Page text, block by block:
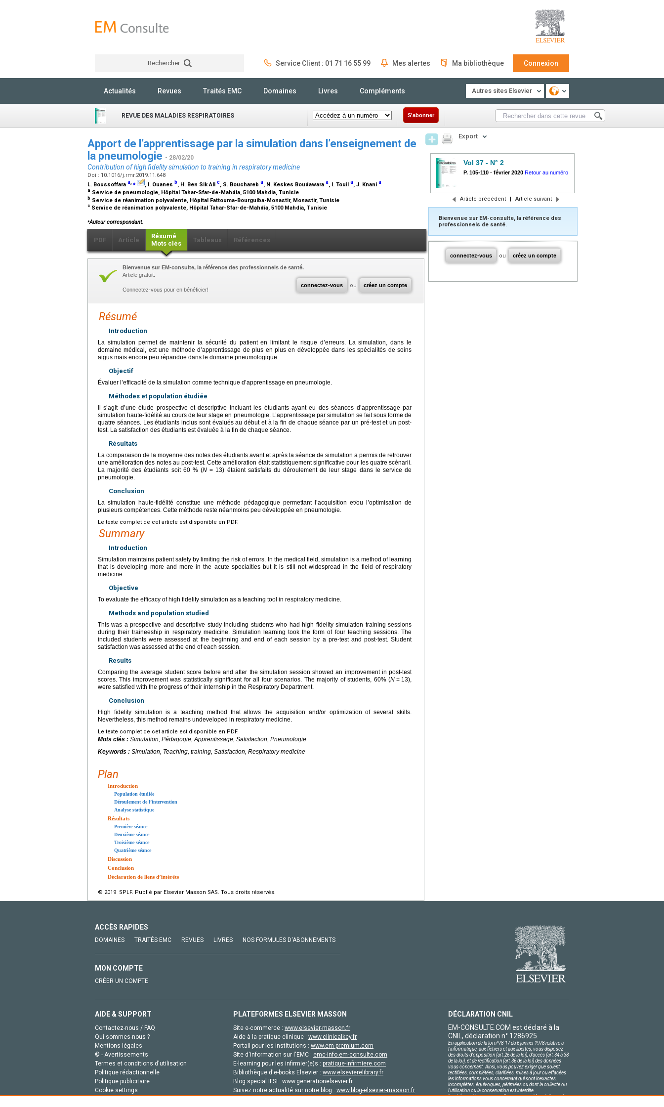
Rechercher Service Client : 01 71 16 55 99 Mes alertes Ma bibliothèque Connexion
Actualités Revues Traités EMC Domaines Livres Compléments Autres sites Elsevier
REVUE DES MALADIES RESPIRATOIRES S'abonner
Apport de l’apprentissage par la simulation dans l’enseignement de
la pneumologie - 28/02/20
Contribution of high fidelity simulation to training in respiratory medicine
Doi : 10.1016/j.rmr.2019.11.648
L. Boussoffara a,⁎ , I. Ouanes b, H. Ben Sik Ali c, S. Bouchareb a, N. Keskes Boudawara a, I. Touil a, J. Knani a
a Service de pneumologie, Hôpital Tahar-Sfar-de-Mahdia, 5100 Mahdia, Tunisie
b Service de réanimation polyvalente, Hôpital Fattouma-Bourguiba-Monastir, Monastir, Tunisie
c Service de réanimation polyvalente, Hôpital Tahar-Sfar-de-Mahdia, 5100 Mahdia, Tunisie
⁎Auteur correspondant.
PDF Article
Résumé
Mots clés
Tableaux Références
connectez-vous ou créez un compte
Bienvenue sur EM-consulte, la référence des professionnels de santé.
Article gratuit.
Connectez-vous pour en bénéficier!
Résumé
Introduction
La simulation permet de maintenir la sécurité du patient en limitant le risque d’erreurs. La simulation, dans le
domaine médical, est une méthode d’apprentissage de plus en plus en développée dans les spécialités de soins
aigus mais encore peu répandue dans le domaine pneumologique.
Objectif
Évaluer l’efficacité de la simulation comme technique d’apprentissage en pneumologie.
Méthodes et population étudiée
Il s’agit d’une étude prospective et descriptive incluant les étudiants ayant eu des séances d’apprentissage par
simulation haute-fidélité au cours de leur stage en pneumologie. L’apprentissage par simulation se fait sous forme de
quatre séances. Les étudiants inclus sont évalués au début et à la fin de chaque séance par un pré-test et un post-
test. La satisfaction des étudiants est évaluée à la fin de chaque séance.
Résultats
La comparaison de la moyenne des notes des étudiants avant et après la séance de simulation a permis de retrouver
une amélioration des notes au post-test. Cette amélioration était statistiquement significative pour les quatre scénarii.
La majorité des étudiants soit 60 % (N = 13) étaient satisfaits du déroulement de leur stage dans le service de
pneumologie.
Conclusion
La simulation haute-fidélité constitue une méthode pédagogique permettant l’acquisition et/ou l’optimisation de
plusieurs compétences. Cette méthode reste néanmoins peu développée en pneumologie.
Le texte complet de cet article est disponible en PDF.
Summary
Introduction
Simulation maintains patient safety by limiting the risk of errors. In the medical field, simulation is a method of learning
that is developing more and more in the acute specialties but it is still not widespread in the field of respiratory
medicine.
Objective
To evaluate the efficacy of high fidelity simulation as a teaching tool in respiratory medicine.
Methods and population studied
This was a prospective and descriptive study including students who had high fidelity simulation training sessions
during their traineeship in respiratory medicine. Simulation learning took the form of four teaching sessions. The
included students were assessed at the beginning and end of each session by a pre-test and post-test. Student
satisfaction was assessed at the end of each session.
Results
Comparing the average student score before and after the simulation session showed an improvement in post-test
scores. This improvement was statistically significant for all four scenarios. The majority of students, 60% (N = 13),
were satisfied with the progress of their internship in the Respiratory Department.
Conclusion
High fidelity simulation is a teaching method that allows the acquisition and/or optimization of several skills.
Nevertheless, this method remains undeveloped in respiratory medicine.
Le texte complet de cet article est disponible en PDF.
Mots clés : Simulation, Pédagogie, Apprentissage, Satisfaction, Pneumologie
Keywords : Simulation, Teaching, training, Satisfaction, Respiratory medicine
Plan
Introduction
Population étudiée
Déroulement de l’intervention
Analyse statistique
Résultats
Première séance
Deuxième séance
Troisième séance
Quatrième séance
Discussion
Conclusion
Déclaration de liens d’intérêts
© 2019 SPLF. Publié par Elsevier Masson SAS. Tous droits réservés.
Export
Vol 37 - N° 2
P. 105-110 - février 2020 Retour au numéro
Article précédent | Article suivant
Bienvenue sur EM-consulte, la référence des
professionnels de santé.
connectez-vous ou créez un compte
ACCÈS RAPIDES
DOMAINES TRAITÉS EMC REVUES LIVRES NOS FORMULES D'ABONNEMENTS
MON COMPTE
CRÉER UN COMPTE
AIDE & SUPPORT
Contactez-nous / FAQ
Qui sommes-nous ?
Mentions légales
© - Avertissements
Termes et conditions d'utilisation
Politique rédactionnelle
Politique publicitaire
Cookie settings
PLATEFORMES ELSEVIER MASSON
Site e-commerce : www.elsevier-masson.fr
Aide à la pratique clinique : www.clinicalkey.fr
Portail pour les institutions : www.em-premium.com
Site d'information sur l'EMC : emc-info.em-consulte.com
E-learning pour les infirmier(e)s : pratique-infirmiere.com
Bibliothèque d'e-books Elsevier : www.elsevierelibrary.fr
Blog special IFSI : www.generationelsevier.fr
Suivez notre actualité sur notre blog : www.blog-elsevier-masson.fr
DÉCLARATION CNIL
EM-CONSULTE.COM est déclaré à la
CNIL, déclaration n° 1286925.
En application de la loi nº78-17 du 6 janvier 1978 relative à
l'informatique, aux fichiers et aux libertés, vous disposez
des droits d'opposition (art.26 de la loi), d'accès (art.34 à 38
de la loi), et de rectification (art.36 de la loi) des données
vous concernant. Ainsi, vous pouvez exiger que soient
rectifiées, complétées, clarifiées, mises à jour ou effacées
les informations vous concernant qui sont inexactes,
incomplètes, équivoques, périmées ou dont la collecte ou
l'utilisation ou la conservation est interdite.
Les informations personnelles concernant les visiteurs de